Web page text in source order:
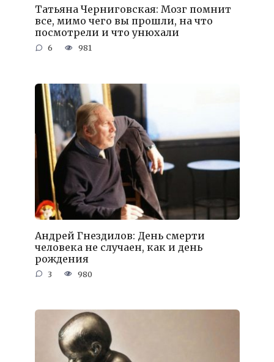
Татьяна Черниговская: Мозг помнит
все, мимо чего вы прошли, на что
посмотрели и что унюхали
6 981
Андрей Гнездилов: День смерти
человека не случаен, как и день
рождения
3 980